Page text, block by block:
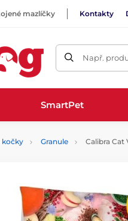
mazlíčky Kontakty
Např.
SmartPet
kočky Granule Calibra Cat